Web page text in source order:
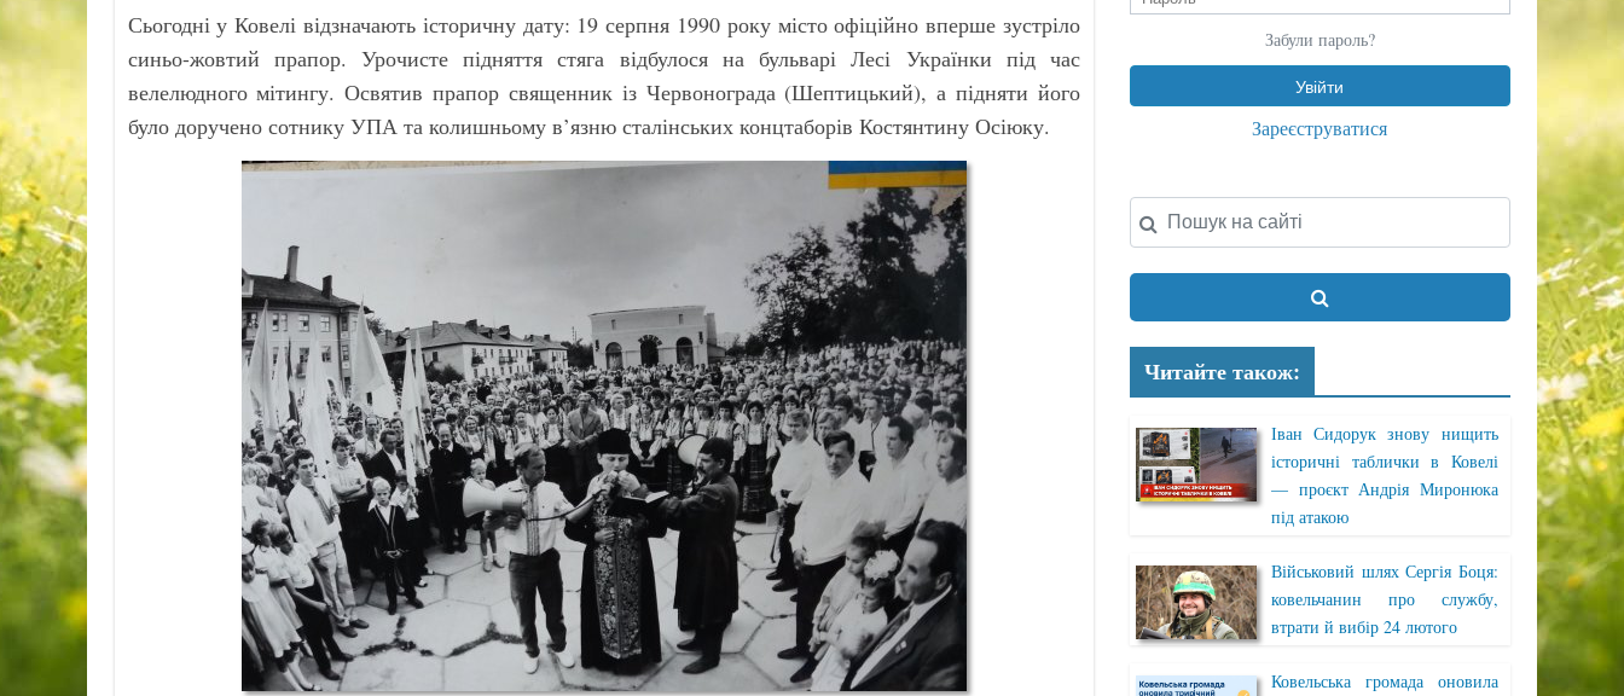
Сьогодні у Ковелі відзначають історичну дату: 19 серпня 1990 року місто офіційно вперше зустріло
синьо-жовтий прапор. Урочисте підняття стяга відбулося на бульварі Лесі Українки під час
велелюдного мітингу. Освятив прапор священник із Червонограда (Шептицький), а підняти його
було доручено сотнику УПА та колишньому в’язню сталінських концтаборів Костянтину Осіюку.
Забули пароль?
Зареєструватися
Читайте також:
Іван Сидорук знову нищить
історичні таблички в Ковелі
— проєкт Андрія Миронюка
під атакою
Військовий шлях Сергія Боця:
ковельчанин про службу,
втрати й вибір 24 лютого
Ковельська громада оновила